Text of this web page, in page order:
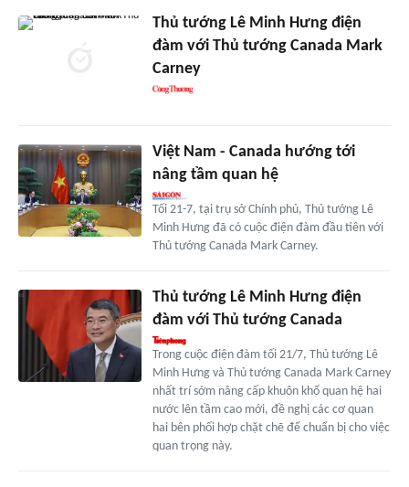
Thủ tướng Lê Minh Hưng điện
đàm với Thủ tướng Canada Mark
Carney
Việt Nam - Canada hướng tới
nâng tầm quan hệ
Tối 21-7, tại trụ sở Chính phủ, Thủ tướng Lê
Minh Hưng đã có cuộc điện đàm đầu tiên với
Thủ tướng Canada Mark Carney.
Thủ tướng Lê Minh Hưng điện
đàm với Thủ tướng Canada
Trong cuộc điện đàm tối 21/7, Thủ tướng Lê
Minh Hưng và Thủ tướng Canada Mark Carney
nhất trí sớm nâng cấp khuôn khổ quan hệ hai
nước lên tầm cao mới, đề nghị các cơ quan
hai bên phối hợp chặt chẽ để chuẩn bị cho việc
quan trọng này.